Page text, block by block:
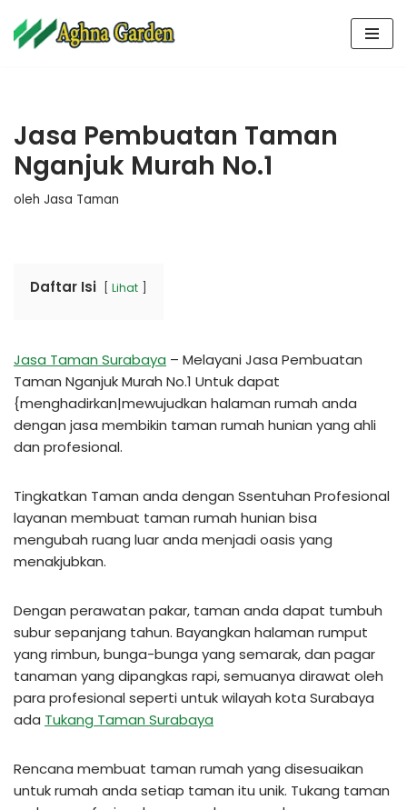
Lompat
Jasa Pembuatan Taman
Nganjuk Murah No.1
oleh Jasa Taman
Daftar Isi Lihat
Jasa Taman Surabaya – Melayani Jasa Pembuatan
Taman Nganjuk Murah No.1 Untuk dapat
{menghadirkan|mewujudkan halaman rumah anda
dengan jasa membikin taman rumah hunian yang ahli
dan profesional.
Tingkatkan Taman anda dengan Ssentuhan Profesional
layanan membuat taman rumah hunian bisa
mengubah ruang luar anda menjadi oasis yang
menakjubkan.
Dengan perawatan pakar, taman anda dapat tumbuh
subur sepanjang tahun. Bayangkan halaman rumput
yang rimbun, bunga-bunga yang semarak, dan pagar
tanaman yang dipangkas rapi, semuanya dirawat oleh
para profesional seperti untuk wilayah kota Surabaya
ada Tukang Taman Surabaya
Rencana membuat taman rumah yang disesuaikan
untuk rumah anda setiap taman itu unik. Tukang taman